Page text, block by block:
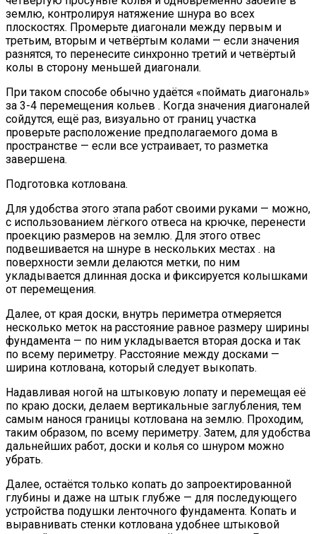
землю, контролируя натяжение шнура во всех
плоскостях. Промерьте диагонали между первым и
третьим, вторым и четвёртым колами — если значения
разнятся, то перенесите синхронно третий и четвёртый
колы в сторону меньшей диагонали.
При таком способе обычно удаётся «поймать диагональ»
за 3-4 перемещения кольев . Когда значения диагоналей
сойдутся, ещё раз, визуально от границ участка
проверьте расположение предполагаемого дома в
пространстве — если все устраивает, то разметка
завершена.
Подготовка котлована.
Для удобства этого этапа работ своими руками — можно,
с использованием лёгкого отвеса на крючке, перенести
проекцию размеров на землю. Для этого отвес
подвешивается на шнуре в нескольких местах . на
поверхности земли делаются метки, по ним
укладывается длинная доска и фиксируется колышками
от перемещения.
Далее, от края доски, внутрь периметра отмеряется
несколько меток на расстояние равное размеру ширины
фундамента — по ним укладывается вторая доска и так
по всему периметру. Расстояние между досками —
ширина котлована, который следует выкопать.
Надавливая ногой на штыковую лопату и перемещая её
по краю доски, делаем вертикальные заглубления, тем
самым нанося границы котлована на землю. Проходим,
таким образом, по всему периметру. Затем, для удобства
дальнейших работ, доски и колья со шнуром можно
убрать.
Далее, остаётся только копать до запроектированной
глубины и даже на штык глубже — для последующего
устройства подушки ленточного фундамента. Копать и
выравнивать стенки котлована удобнее штыковой